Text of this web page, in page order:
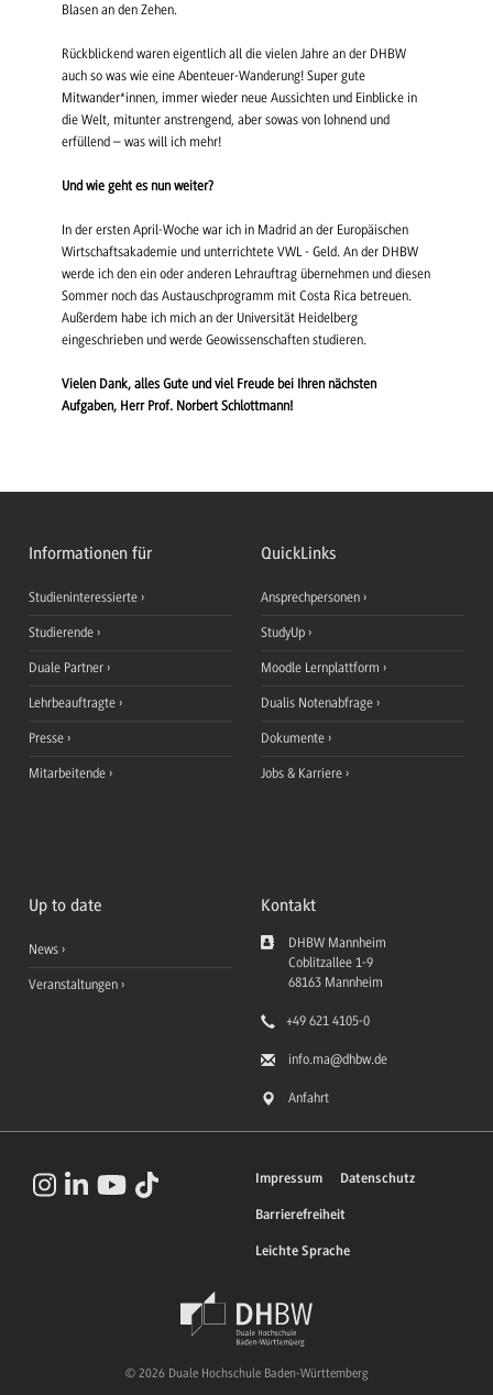
Blasen an den Zehen.
Rückblickend waren eigentlich all die vielen Jahre an der DHBW
auch so was wie eine Abenteuer-Wanderung! Super gute
Mitwander*innen, immer wieder neue Aussichten und Einblicke in
die Welt, mitunter anstrengend, aber sowas von lohnend und
erfüllend – was will ich mehr!
Und wie geht es nun weiter?
In der ersten April-Woche war ich in Madrid an der Europäischen
Wirtschaftsakademie und unterrichtete VWL - Geld. An der DHBW
werde ich den ein oder anderen Lehrauftrag übernehmen und diesen
Sommer noch das Austauschprogramm mit Costa Rica betreuen.
Außerdem habe ich mich an der Universität Heidelberg
eingeschrieben und werde Geowissenschaften studieren.
Vielen Dank, alles Gute und viel Freude bei Ihren nächsten
Aufgaben, Herr Prof. Norbert Schlottmann!
Informationen für
Studieninteressierte
Studierende
Duale Partner
Lehrbeauftragte
Presse
Mitarbeitende
QuickLinks
Ansprechpersonen
StudyUp
Moodle Lernplattform
Dualis Notenabfrage
Dokumente
Jobs & Karriere
Up to date
News
Veranstaltungen
Kontakt
DHBW Mannheim
Coblitzallee 1-9
68163 Mannheim
+49 621 4105-0
info.ma@dhbw.de
Anfahrt
Impressum Datenschutz
Barrierefreiheit
Leichte Sprache
© 2026 Duale Hochschule Baden-Württemberg